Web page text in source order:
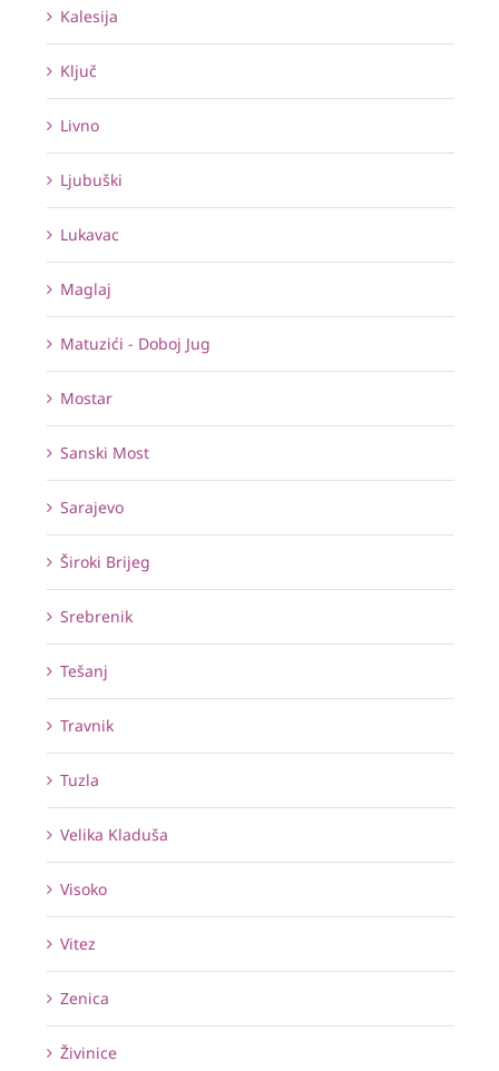
Kalesija
Ključ
Livno
Ljubuški
Lukavac
Maglaj
Matuzići - Doboj Jug
Mostar
Sanski Most
Sarajevo
Široki Brijeg
Srebrenik
Tešanj
Travnik
Tuzla
Velika Kladuša
Visoko
Vitez
Zenica
Živinice